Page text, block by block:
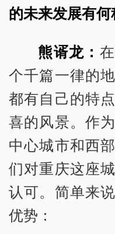
的未来发展有何
熊谞龙：
个千篇一律的
都有自己的特
喜的风景。作
中心城市和西
们对重庆这座
认可。简单来
优势：